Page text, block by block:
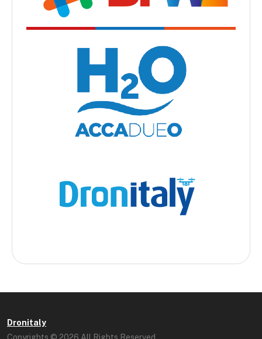
Dronitaly